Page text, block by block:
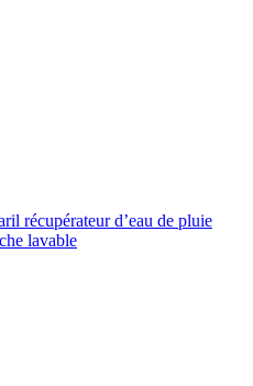
récupérateur d’eau de pluie
lavable